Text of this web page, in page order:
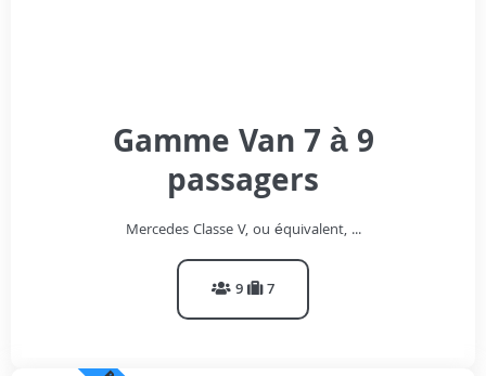
Gamme Van 7 à 9
passagers
Mercedes Classe V, ou équivalent, ...
9 7